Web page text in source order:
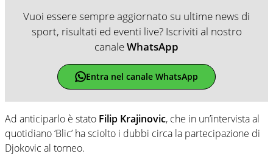
Vuoi essere sempre aggiornato su ultime news di
sport, risultati ed eventi live? Iscriviti al nostro
canaleWhatsApp
Entra nel canale WhatsApp
Ad anticiparlo è stato Filip Krajinovic, che in un’intervista al
quotidiano ‘Blic’ ha sciolto i dubbi circa la partecipazione di
Djokovic al torneo.